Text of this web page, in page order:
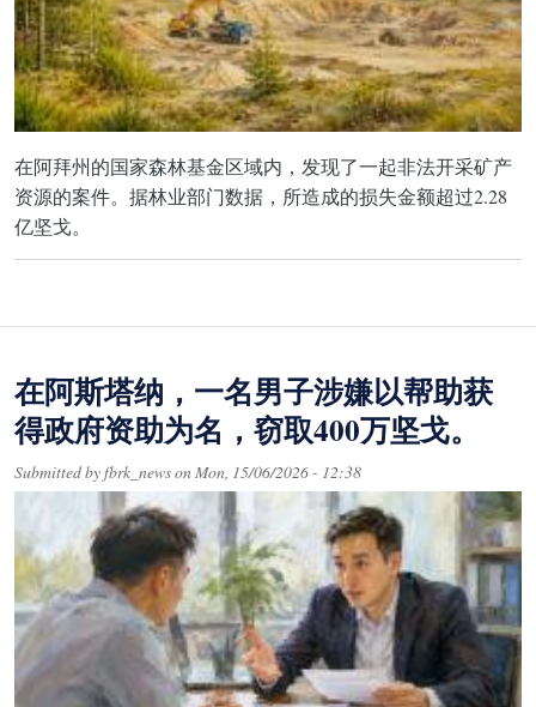
在阿拜州的国家森林基金区域内，发现了一起非法开采矿产
资源的案件。据林业部门数据，所造成的损失金额超过2.28
亿坚戈。
在阿斯塔纳，一名男子涉嫌以帮助获
得政府资助为名，窃取400万坚戈。
Submitted byfbrk_newsonMon, 15/06/2026 - 12:38